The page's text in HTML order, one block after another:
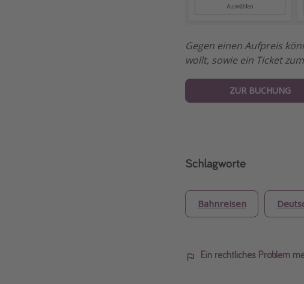
Gegen einen Aufpreis
wollt, sowie ein Ticket
ZUR BUCHUNG
Schlagworte
Bahnreisen
Ein rechtliches Problem